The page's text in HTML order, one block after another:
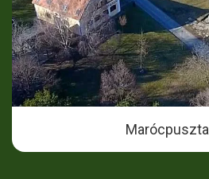
Marócpuszta